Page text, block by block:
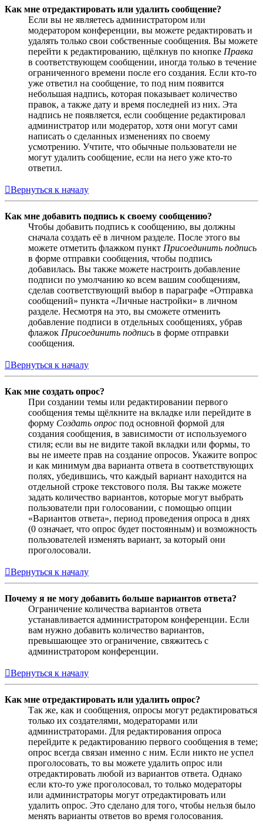
Как мне отредактировать или удалить сообщение?
Если вы не являетесь администратором или
модератором конференции, вы можете редактировать и
удалять только свои собственные сообщения. Вы можете
перейти к редактированию, щёлкнув по кнопке Правка
в соответствующем сообщении, иногда только в течение
ограниченного времени после его создания. Если кто-то
уже ответил на сообщение, то под ним появится
небольшая надпись, которая показывает количество
правок, а также дату и время последней из них. Эта
надпись не появляется, если сообщение редактировал
администратор или модератор, хотя они могут сами
написать о сделанных изменениях по своему
усмотрению. Учтите, что обычные пользователи не
могут удалить сообщение, если на него уже кто-то
ответил.
Вернуться к началу
Как мне добавить подпись к своему сообщению?
Чтобы добавить подпись к сообщению, вы должны
сначала создать её в личном разделе. После этого вы
можете отметить флажком пункт Присоединить подпись
в форме отправки сообщения, чтобы подпись
добавилась. Вы также можете настроить добавление
подписи по умолчанию ко всем вашим сообщениям,
сделав соответствующий выбор в параграфе «Отправка
сообщений» пункта «Личные настройки» в личном
разделе. Несмотря на это, вы сможете отменить
добавление подписи в отдельных сообщениях, убрав
флажок Присоединить подпись в форме отправки
сообщения.
Вернуться к началу
Как мне создать опрос?
При создании темы или редактировании первого
сообщения темы щёлкните на вкладке или перейдите в
форму Создать опрос под основной формой для
создания сообщения, в зависимости от используемого
стиля; если вы не видите такой вкладки или формы, то
вы не имеете прав на создание опросов. Укажите вопрос
и как минимум два варианта ответа в соответствующих
полях, убедившись, что каждый вариант находится на
отдельной строке текстового поля. Вы также можете
задать количество вариантов, которые могут выбрать
пользователи при голосовании, с помощью опции
«Вариантов ответа», период проведения опроса в днях
(0 означает, что опрос будет постоянным) и возможность
пользователей изменять вариант, за который они
проголосовали.
Вернуться к началу
Почему я не могу добавить больше вариантов ответа?
Ограничение количества вариантов ответа
устанавливается администратором конференции. Если
вам нужно добавить количество вариантов,
превышающее это ограничение, свяжитесь с
администратором конференции.
Вернуться к началу
Как мне отредактировать или удалить опрос?
Так же, как и сообщения, опросы могут редактироваться
только их создателями, модераторами или
администраторами. Для редактирования опроса
перейдите к редактированию первого сообщения в теме;
опрос всегда связан именно с ним. Если никто не успел
проголосовать, то вы можете удалить опрос или
отредактировать любой из вариантов ответа. Однако
если кто-то уже проголосовал, то только модераторы
или администраторы могут отредактировать или
удалить опрос. Это сделано для того, чтобы нельзя было
менять варианты ответов во время голосования.